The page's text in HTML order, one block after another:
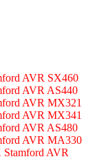
AVR SX460
AVR AS440
AVR MX321
AVR MX341
AVR AS480
AVR MA330
Stamford AVR